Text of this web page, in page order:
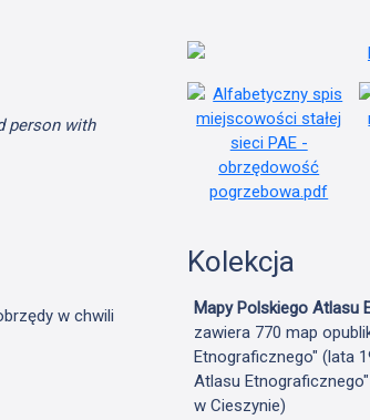
person with
w chwili
Kolekcja
Mapy Polskiego Atlasu
zawiera 770 map
Etnograficznego" (lata
Atlasu
w Cieszynie)